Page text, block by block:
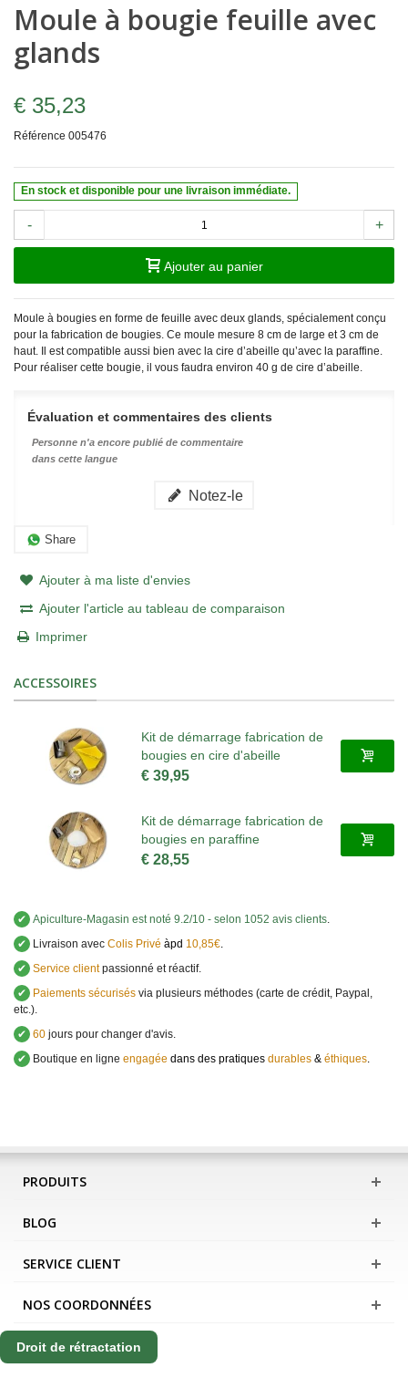
Moule à bougie feuille avec
glands
€ 35,23
Référence 005476
En stock et disponible pour une livraison immédiate.
- +
Ajouter au panier
Moule à bougies en forme de feuille avec deux glands, spécialement conçu
pour la fabrication de bougies. Ce moule mesure 8 cm de large et 3 cm de
haut. Il est compatible aussi bien avec la cire d’abeille qu’avec la paraffine.
Pour réaliser cette bougie, il vous faudra environ 40 g de cire d’abeille.
Évaluation et commentaires des clients
Personne n'a encore publié de commentaire
dans cette langue
Notez-le
Share
Ajouter à ma liste d'envies
Ajouter l'article au tableau de comparaison
Imprimer
ACCESSOIRES
Kit de démarrage fabrication de
bougies en cire d'abeille
€ 39,95
Kit de démarrage fabrication de
bougies en paraffine
€ 28,55
✔ Apiculture-Magasin est noté 9.2/10 - selon 1052 avis clients.
✔
Livraison avec Colis Privé àpd 10,85€.
✔ Service clientpassionné et réactif.
✔
Paiements sécurisés via plusieurs méthodes (carte de crédit, Paypal,
etc.).
✔ 60 jours pour changer d'avis.
✔
Boutique en ligne engagée dans des pratiques durables & éthiques.
PRODUITS
BLOG
SERVICE CLIENT
NOS COORDONNÉES
Droit de rétractation